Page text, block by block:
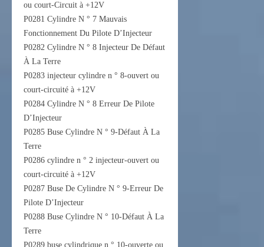
ou court-Circuit à +12V
P0281 Cylindre N ° 7 Mauvais
Fonctionnement Du Pilote D’Injecteur
P0282 Cylindre N ° 8 Injecteur De Défaut
À La Terre
P0283 injecteur cylindre n ° 8-ouvert ou
court-circuité à +12V
P0284 Cylindre N ° 8 Erreur De Pilote
D’Injecteur
P0285 Buse Cylindre N ° 9-Défaut À La
Terre
P0286 cylindre n ° 2 injecteur-ouvert ou
court-circuité à +12V
P0287 Buse De Cylindre N ° 9-Erreur De
Pilote D’Injecteur
P0288 Buse Cylindre N ° 10-Défaut À La
Terre
P0289 buse cylindrique n ° 10-ouverte ou